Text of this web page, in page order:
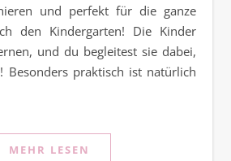
und perfekt für die ganze
den Kindergarten! Die Kinder
und du begleitest sie dabei,
Besonders praktisch ist natürlich
MEHR LESEN